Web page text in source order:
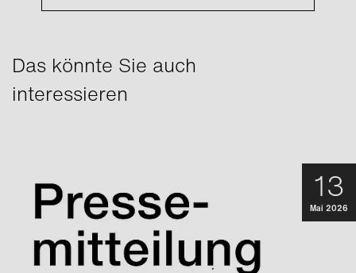
Das könnte Sie auch
interessieren
13
Mai 2026